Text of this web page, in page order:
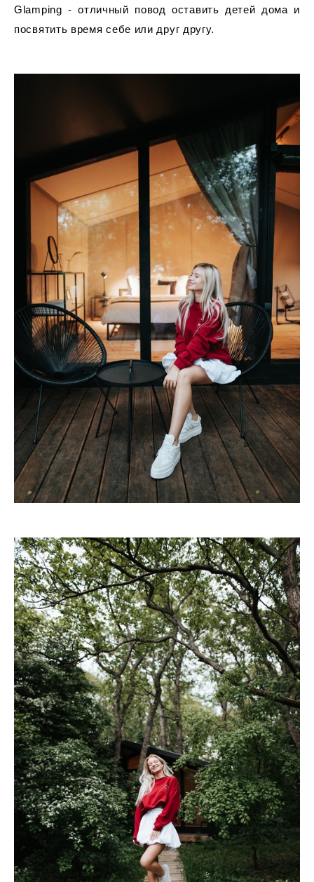
Glamping - отличный повод оставить детей дома и
посвятить время себе или друг другу.